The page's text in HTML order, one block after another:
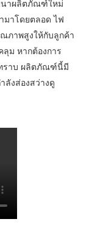
นาผลิตภัณฑ์ใหม่
าโดยตลอด ไฟ
ภาพสูงให้กับลูกค้า
ม หากต้องการ
ทราบ ผลิตภัณฑ์นี้มี
ลังส่องสว่างดู